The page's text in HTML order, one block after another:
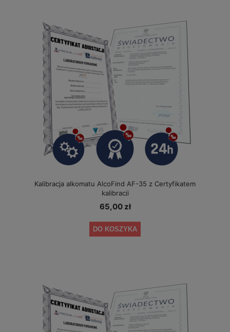
Kalibracja alkomatu AlcoFind AF-35 z Certyfikatem
kalibracji
65,00 zł
DO KOSZYKA